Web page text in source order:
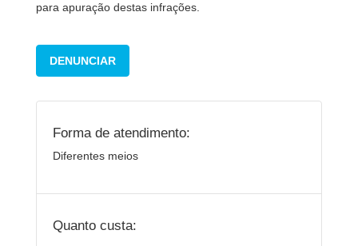
para apuração destas infrações.
DENUNCIAR
Forma de atendimento:
Diferentes meios
Quanto custa: